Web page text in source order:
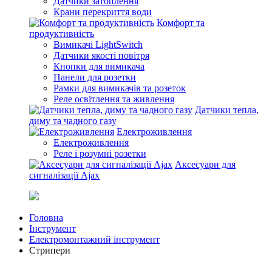
Крани перекриття води
Комфорт та
продуктивність
Вимикачі LightSwitch
Датчики якості повітря
Кнопки для вимикача
Панели для розетки
Рамки для вимикачів та розеток
Реле освітлення та живлення
Датчики тепла,
диму та чадного газу
Електроживлення
Електроживлення
Реле і розумні розетки
Аксесуари для
сигналізації Ajax
Головна
Інструмент
Електромонтажний інструмент
Стрипери